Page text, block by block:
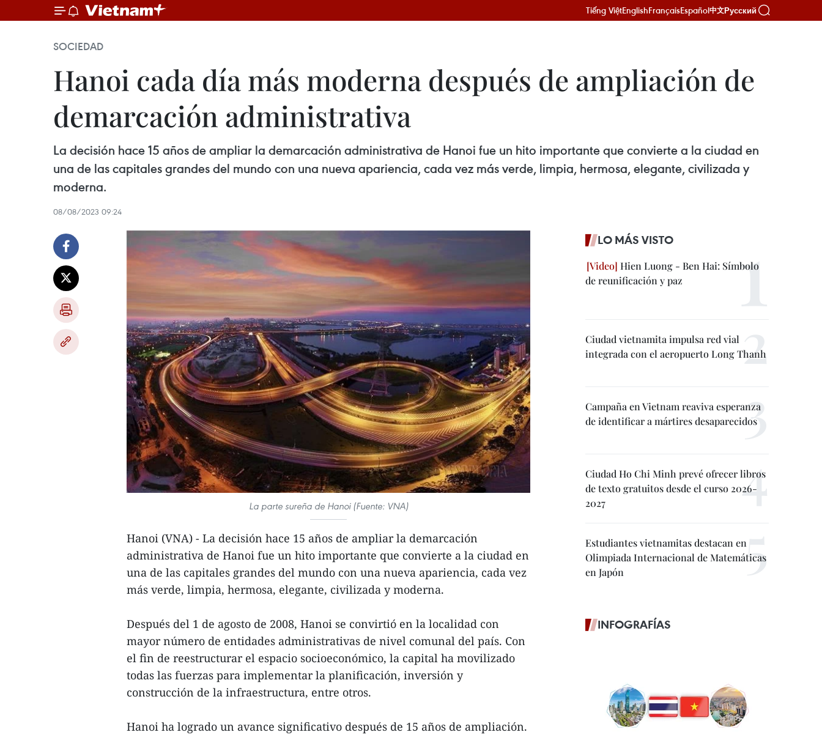
Tiếng ViệtEnglishFrançaisEspañol中文Русский
SOCIEDAD
Hanoi cada día más moderna después de ampliación de
demarcación administrativa
La decisión hace 15 años de ampliar la demarcación administrativa de Hanoi fue un hito importante que convierte a la ciudad en
una de las capitales grandes del mundo con una nueva apariencia, cada vez más verde, limpia, hermosa, elegante, civilizada y
moderna.
08/08/2023 09:24
La parte sureña de Hanoi (Fuente: VNA)
Hanoi (VNA) - La decisión hace 15 años de ampliar la demarcación
administrativa de Hanoi fue un hito importante que convierte a la ciudad en
una de las capitales grandes del mundo con una nueva apariencia, cada vez
más verde, limpia, hermosa, elegante, civilizada y moderna.
Después del 1 de agosto de 2008, Hanoi se convirtió en la localidad con
mayor número de entidades administrativas de nivel comunal del país. Con
el fin de reestructurar el espacio socioeconómico, la capital ha movilizado
todas las fuerzas para implementar la planificación, inversión y
construcción de la infraestructura, entre otros.
Hanoi ha logrado un avance significativo después de 15 años de ampliación.
LO MÁS VISTO
Hien Luong - Ben Hai: Símbolo
de reunificación y paz
Ciudad vietnamita impulsa red vial
integrada con el aeropuerto Long Thanh
Campaña en Vietnam reaviva esperanza
de identificar a mártires desaparecidos
Ciudad Ho Chi Minh prevé ofrecer libros
de texto gratuitos desde el curso 2026-
2027
Estudiantes vietnamitas destacan en
Olimpiada Internacional de Matemáticas
en Japón
INFOGRAFÍAS